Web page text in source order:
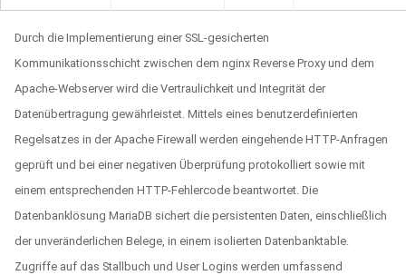
Durch die Implementierung einer SSL-gesicherten
Kommunikationsschicht zwischen dem nginx Reverse Proxy und dem
Apache-Webserver wird die Vertraulichkeit und Integrität der
Datenübertragung gewährleistet. Mittels eines benutzerdefinierten
Regelsatzes in der Apache Firewall werden eingehende HTTP-Anfragen
geprüft und bei einer negativen Überprüfung protokolliert sowie mit
einem entsprechenden HTTP-Fehlercode beantwortet. Die
Datenbanklösung MariaDB sichert die persistenten Daten, einschließlich
der unveränderlichen Belege, in einem isolierten Datenbanktable.
Zugriffe auf das Stallbuch und User Logins werden umfassend